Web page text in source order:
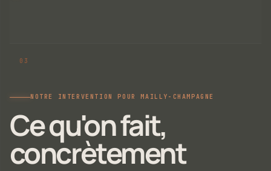
NOTRE INTERVENTION POUR MAILLY-CHAMPAGNE
Ce qu'on fait,
concrètement